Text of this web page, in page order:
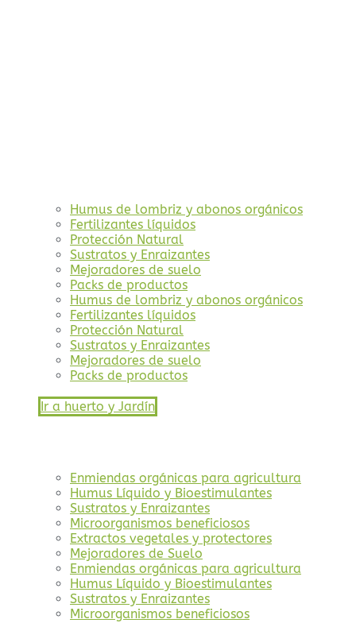
Humus de lombriz y abonos orgánicos
Fertilizantes líquidos
Protección Natural
Sustratos y Enraizantes
Mejoradores de suelo
Packs de productos
Humus de lombriz y abonos orgánicos
Fertilizantes líquidos
Protección Natural
Sustratos y Enraizantes
Mejoradores de suelo
Packs de productos
Ir a huerto y Jardín
Enmiendas orgánicas para agricultura
Humus Líquido y Bioestimulantes
Sustratos y Enraizantes
Microorganismos beneficiosos
Extractos vegetales y protectores
Mejoradores de Suelo
Enmiendas orgánicas para agricultura
Humus Líquido y Bioestimulantes
Sustratos y Enraizantes
Microorganismos beneficiosos